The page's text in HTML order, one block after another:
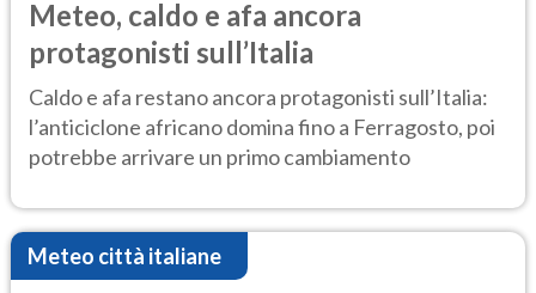
Meteo, caldo e afa ancora
protagonisti sull’Italia
Caldo e afa restano ancora protagonisti sull’Italia:
l’anticiclone africano domina fino a Ferragosto, poi
potrebbe arrivare un primo cambiamento
Meteo città italiane